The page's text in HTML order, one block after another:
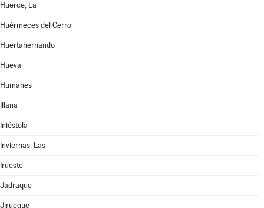
Huerce, La
Huérmeces del Cerro
Huertahernando
Hueva
Humanes
Illana
Iniéstola
Inviernas, Las
Irueste
Jadraque
Jirueque